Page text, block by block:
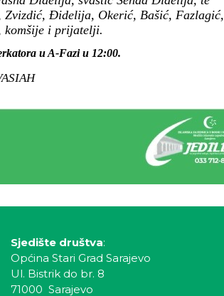
Zvizdić, Đidelija, Okerić, Bašić, Fazlagić,
komšije i prijatelji.
u A-Fazi u 12:00.
Sjedište društva:
Općina Stari Grad Sarajevo
Ul. Bistrik do br. 8
71000 Sarajevo